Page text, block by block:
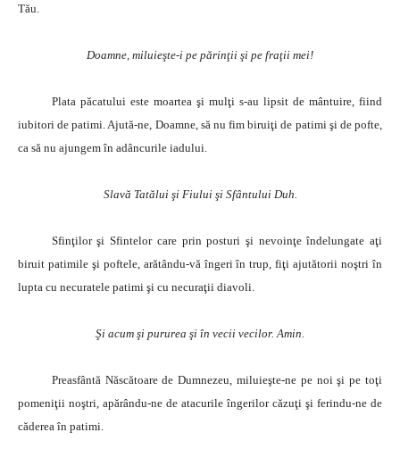
Tău.
Doamne, miluieşte-i pe părinţii şi pe fraţii mei!
Plata păcatului este moartea şi mulţi s-au lipsit de mântuire, fiind
iubitori de patimi. Ajută-ne, Doamne, să nu fim biruiţi de patimi şi de pofte,
ca să nu ajungem în adâncurile iadului.
Slavă Tatălui şi Fiului şi Sfântului Duh.
Sfinţilor şi Sfintelor care prin posturi şi nevoinţe îndelungate aţi
biruit patimile şi poftele, arătându-vă îngeri în trup, fiţi ajutătorii noştri în
lupta cu necuratele patimi şi cu necuraţii diavoli.
Şi acum şi pururea şi în vecii vecilor. Amin.
Preasfântă Născătoare de Dumnezeu, miluieşte-ne pe noi şi pe toţi
pomeniţii noştri, apărându-ne de atacurile îngerilor căzuţi şi ferindu-ne de
căderea în patimi.